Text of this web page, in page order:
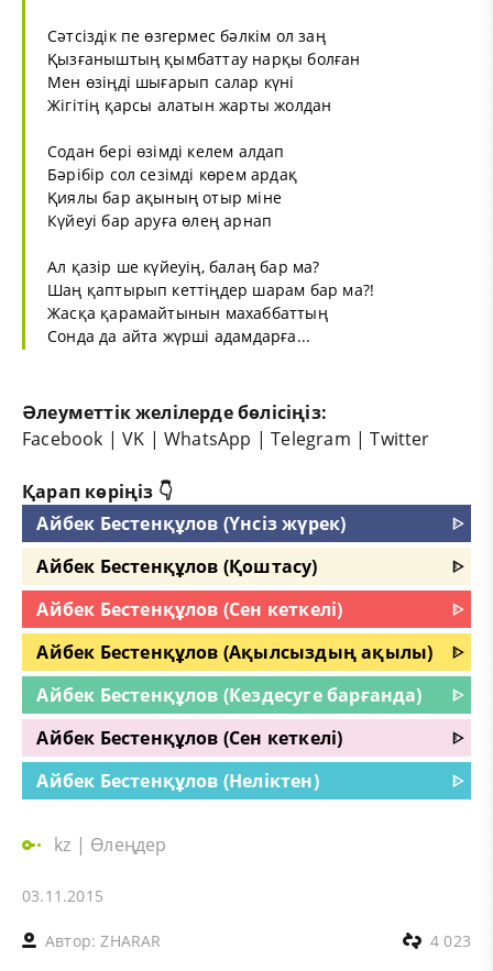
Сәтсіздік пе өзгермес бәлкім ол заң
Қызғаныштың қымбаттау нарқы болған
Мен өзіңді шығарып салар күні
Жігітің қарсы алатын жарты жолдан
Содан бері өзімді келем алдап
Бәрібір сол сезімді көрем ардақ
Қиялы бар ақының отыр міне
Күйеуі бар аруға өлең арнап
Ал қазір ше күйеуің, балаң бар ма?
Шаң қаптырып кеттіңдер шарам бар ма?!
Жасқа қарамайтынын махаббаттың
Сонда да айта жүрші адамдарға...
Әлеуметтік желілерде бөлісіңіз:
Facebook |VK |WhatsApp |Telegram |Twitter
Қарап көріңіз 👇
Айбек Бестенқұлов (Үнсіз жүрек)
ᐈ
Айбек Бестенқұлов (Қоштасу)
ᐈ
Айбек Бестенқұлов (Сен кеткелі)
ᐈ
Айбек Бестенқұлов (Ақылсыздың ақылы)
ᐈ
Айбек Бестенқұлов (Кездесуге барғанда)
ᐈ
Айбек Бестенқұлов (Сен кеткелі)
ᐈ
Айбек Бестенқұлов (Неліктен)
ᐈ
kz | Өлеңдер
03.11.2015
Автор:ZHARAR 4 023